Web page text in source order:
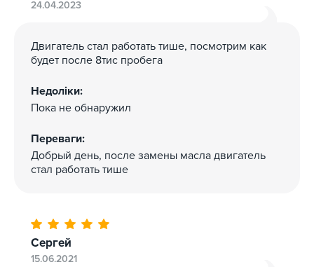
LIQUI MOLY рекомендує цей продукт також для засобів
MB 229.1
24.04.2023
Двигатель стал работать тише, посмотрим как
будет после 8тис пробега
Недоліки:
Пока не обнаружил
Переваги:
Добрый день, после замены масла двигатель
стал работать тише
Сергей
15.06.2021